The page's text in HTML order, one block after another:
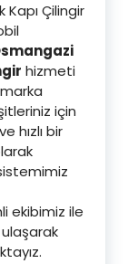
Kapı Çilingir
hizmeti
için
hızlı bir
ekibimiz ile